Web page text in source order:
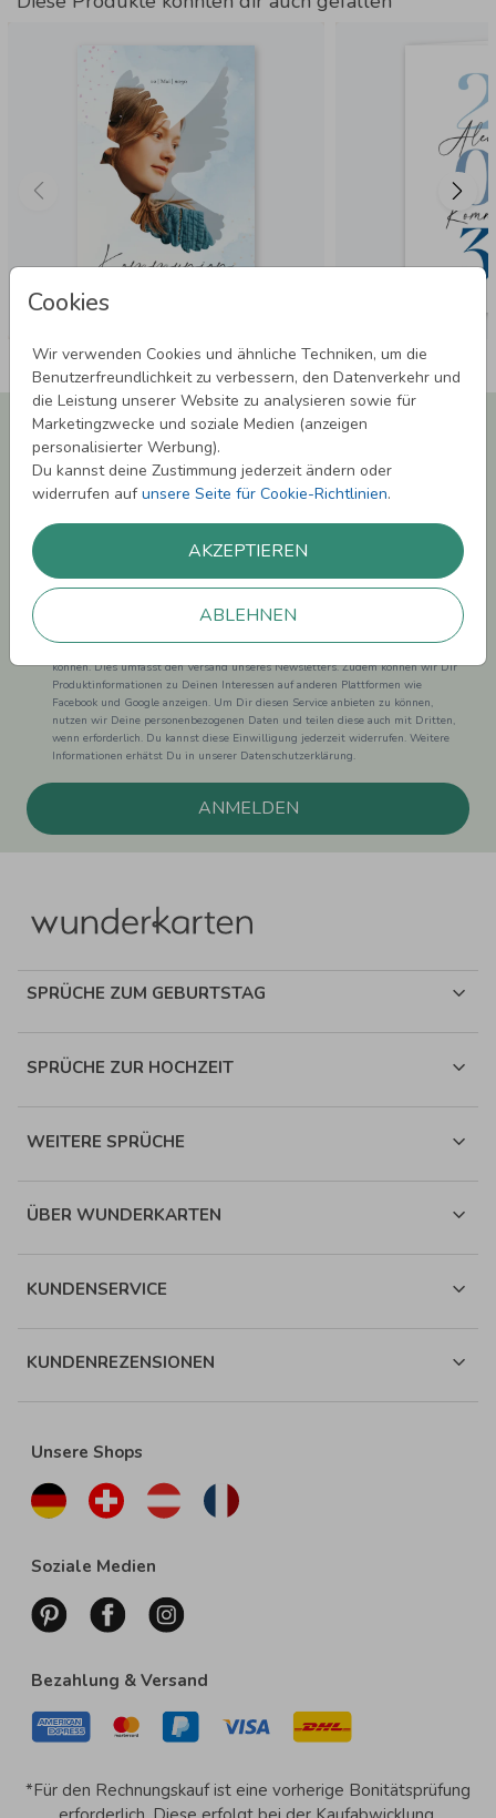
Cookies
Wir verwenden Cookies und ähnliche Techniken, um die
Benutzerfreundlichkeit zu verbessern, den Datenverkehr und
die Leistung unserer Website zu analysieren sowie für
Marketingzwecke und soziale Medien (anzeigen
personalisierter Werbung).
Du kannst deine Zustimmung jederzeit ändern oder
widerrufen aufunsere Seite für Cookie-Richtlinien.
AKZEPTIEREN
ABLEHNEN
Newsletter abonnieren und 5,00 € Rabatt**
sichern!
Melde Dich zu unserem Newsletter an und bleibe auf dem
Laufenden.
können. Dies umfasst den Versand unseres Newsletters. Zudem können wir Dir
Produktinformationen zu Deinen Interessen auf anderen Plattformen wie
Facebook und Google anzeigen. Um Dir diesen Service anbieten zu können,
nutzen wir Deine personenbezogenen Daten und teilen diese auch mit Dritten,
wenn erforderlich. Du kannst diese Einwilligung jederzeit widerrufen. Weitere
Informationen erhätst Du in unserer Datenschutzerklärung.
ANMELDEN
SPRÜCHE ZUM GEBURTSTAG
SPRÜCHE ZUR HOCHZEIT
WEITERE SPRÜCHE
ÜBER WUNDERKARTEN
KUNDENSERVICE
KUNDENREZENSIONEN
Unsere Shops
Soziale Medien
Bezahlung & Versand
*Für den Rechnungskauf ist eine vorherige Bonitätsprüfung